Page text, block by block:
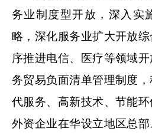
务业制度型开放，深入实
略，深化服务业扩大开放
序推进电信、医疗等领域
务贸易负面清单管理制度
代服务、高新技术、节能
外资企业在华设立地区总